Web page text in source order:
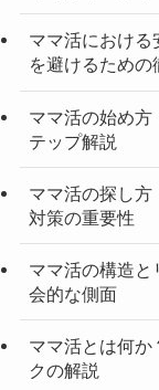
ママ活におけ
を避けるための
ママ活の始め方
テップ解説
ママ活の探し方
対策の重要性
ママ活の構造と
会的な側面
ママ活とは何か
クの解説